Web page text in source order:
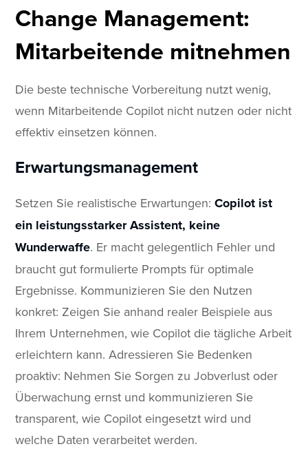
Change Management:
Mitarbeitende mitnehmen
Die beste technische Vorbereitung nutzt wenig,
wenn Mitarbeitende Copilot nicht nutzen oder nicht
effektiv einsetzen können.
Erwartungsmanagement
Setzen Sie realistische Erwartungen:Copilot ist
ein leistungsstarker Assistent, keine
Wunderwaffe. Er macht gelegentlich Fehler und
braucht gut formulierte Prompts für optimale
Ergebnisse. Kommunizieren Sie den Nutzen
konkret: Zeigen Sie anhand realer Beispiele aus
Ihrem Unternehmen, wie Copilot die tägliche Arbeit
erleichtern kann. Adressieren Sie Bedenken
proaktiv: Nehmen Sie Sorgen zu Jobverlust oder
Überwachung ernst und kommunizieren Sie
transparent, wie Copilot eingesetzt wird und
welche Daten verarbeitet werden.